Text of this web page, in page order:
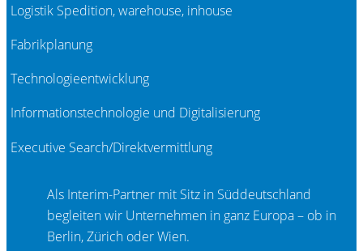
Logistik Spedition, warehouse, inhouse
Fabrikplanung
Technologieentwicklung
Informationstechnologie und Digitalisierung
Executive Search/Direktvermittlung
Als Interim-Partner mit Sitz in Süddeutschland
begleiten wir Unternehmen in ganz Europa – ob in
Berlin, Zürich oder Wien.